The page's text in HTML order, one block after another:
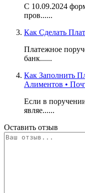
С 10.09.2024
пров......
Как Сделать
Платежное
банк......
Как Заполнить
Алиментов •
Если в
являе......
Оставить отзыв